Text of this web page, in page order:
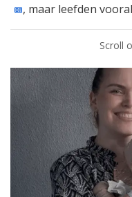
, maar leefden
Scroll